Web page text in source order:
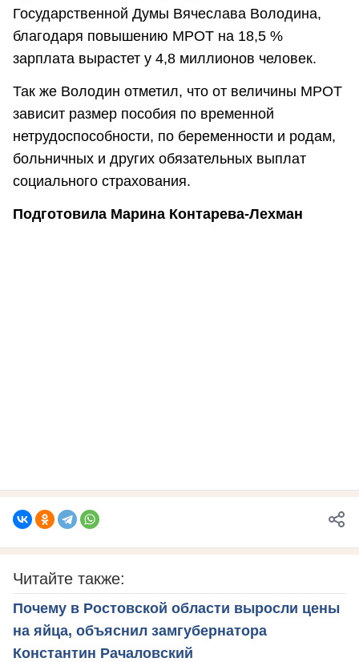
Государственной Думы Вячеслава Володина,
благодаря повышению МРОТ на 18,5 %
зарплата вырастет у 4,8 миллионов человек.
Так же Володин отметил, что от величины МРОТ
зависит размер пособия по временной
нетрудоспособности, по беременности и родам,
больничных и других обязательных выплат
социального страхования.
Подготовила Марина Контарева-Лехман
Читайте также:
Почему в Ростовской области выросли цены
на яйца, объяснил замгубернатора
Константин Рачаловский